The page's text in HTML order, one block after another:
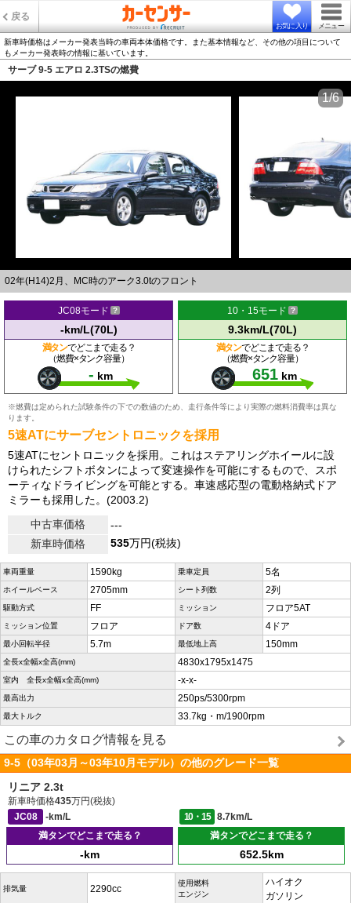
戻る
お気に入り メニュー
新車時価格はメーカー発表当時の車両本体価格です。また基本情報など、その他の項目について
もメーカー発表時の情報に基いています。
サーブ 9-5 エアロ 2.3TSの燃費
02年(H14)2月、MC時のアーク3.0tのフロント
1/6
JC08モード
-km/L(70L)
満タンでどこまで走る？
（燃費×タンク容量）
- km
10・15モード
9.3km/L(70L)
満タンでどこまで走る？
（燃費×タンク容量）
651 km
※燃費は定められた試験条件の下での数値のため、走行条件等により実際の燃料消費率は異な
ります。
5速ATにサーブセントロニックを採用
5速ATにセントロニックを採用。これはステアリングホイールに設
けられたシフトボタンによって変速操作を可能にするもので、スポ
ーティなドライビングを可能とする。車速感応型の電動格納式ドア
ミラーも採用した。(2003.2)
中古車価格
---
新車時価格
535万円(税抜)
車両重量 1590kg 乗車定員 5名
ホイールベース 2705mm シート列数 2列
駆動方式 FF ミッション フロア5AT
ミッション位置 フロア ドア数 4ドア
最小回転半径 5.7m 最低地上高 150mm
全長x全幅x全高(mm) 4830x1795x1475
室内 全長x全幅x全高(mm) -x-x-
最高出力 250ps/5300rpm
最大トルク 33.7kg・m/1900rpm
この車のカタログ情報を見る
9-5（03年03月～03年10月モデル）の他のグレード一覧
リニア 2.3t
新車時価格435万円(税抜)
JC08
-km/L 10・15
8.7km/L
満タンでどこまで走る？
-km
満タンでどこまで走る？
652.5km
排気量 2290cc
使用燃料
エンジン
ハイオク
ガソリン